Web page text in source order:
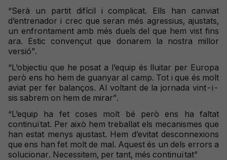
“Serà un partit difícil i complicat. Ells han canviat
d’entrenador i crec que seran més agressius, ajustats,
un enfrontament amb més duels del que hem vist fins
ara. Estic convençut que donarem la nostra millor
versió”.
“L’objectiu que he posat a l’equip és lluitar per Europa
però ens ho hem de guanyar al camp. Tot i que és molt
aviat per fer balanços. Al voltant de la jornada vint-i-
sis sabrem on hem de mirar”.
“L’equip ha fet coses molt bé però ens ha faltat
continuïtat. Per això hem treballat els mecanismes que
han estat menys ajustast. Hem d’evitat desconnexions
que ens han fet molt de mal. Aquest és un dels errors a
solucionar. Necessitem, per tant, més continuïtat”